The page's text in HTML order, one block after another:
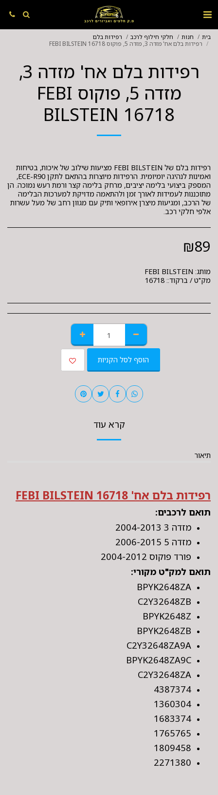
בית חנות חלקי חילוף לרכב
רפידות בלם
רפידות בלם אח' מזדה 3, מזדה 5, פוקוס FEBI BILSTEIN 16718
רפידות בלם אח' מזדה 3,
מזדה 5, פוקוס FEBI
BILSTEIN 16718
רפידות בלם של FEBI BILSTEIN מציעות שילוב של איכות, בטיחות
ואמינות לנהיגה יומיומית. הרפידות מיוצרות בהתאם לתקן ECE-R90,
המספק ביצועי בלימה יציבים, מרחק בלימה קצר ורמת רעש נמוכה. הן
מתוכננות לעמידות לאורך זמן ולהתאמה מדויקת למערכות הבלימה
של הרכב, ומגיעות מיצרן אירופאי ותיק עם מגוון רחב של מעל עשרות
אלפי חלקי רכב.
₪89
מותג: FEBI BILSTEIN
מק"ט / ברקוד:: 16718
הוסף לסל הקניות
קרא עוד
תיאור
רפידות בלם אח' FEBI BILSTEIN 16718
תואם לרכבים:
מזדה 3 2004-2013
מזדה 5 2006-2015
פורד פוקוס 2004-2012
תואם למק"ט מקורי:
BPYK2648ZA
C2Y32648ZB
BPYK2648Z
BPYK2648ZB
C2Y32648ZA9A
BPYK2648ZA9C
C2Y32648ZA
4387374
1360304
1683374
1765765
1809458
2271380